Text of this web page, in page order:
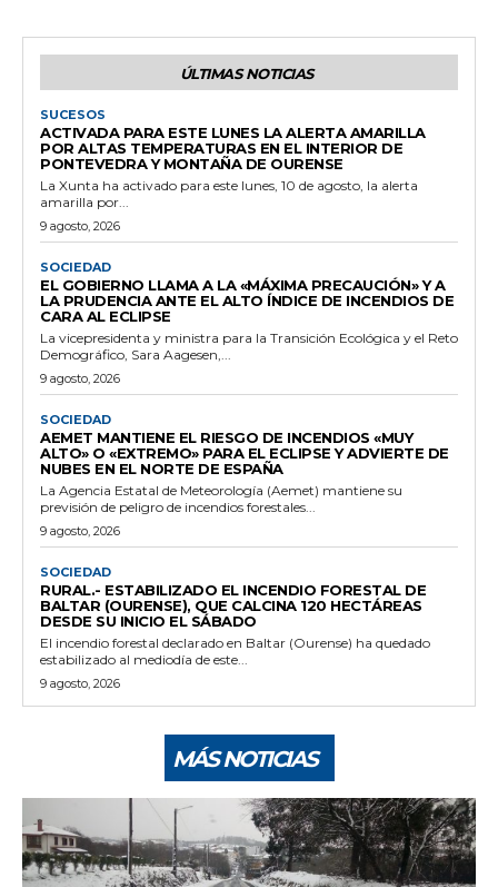
ÚLTIMAS NOTICIAS
SUCESOS
ACTIVADA PARA ESTE LUNES LA ALERTA AMARILLA
POR ALTAS TEMPERATURAS EN EL INTERIOR DE
PONTEVEDRA Y MONTAÑA DE OURENSE
La Xunta ha activado para este lunes, 10 de agosto, la alerta
amarilla por...
9 agosto, 2026
SOCIEDAD
EL GOBIERNO LLAMA A LA «MÁXIMA PRECAUCIÓN» Y A
LA PRUDENCIA ANTE EL ALTO ÍNDICE DE INCENDIOS DE
CARA AL ECLIPSE
La vicepresidenta y ministra para la Transición Ecológica y el Reto
Demográfico, Sara Aagesen,...
9 agosto, 2026
SOCIEDAD
AEMET MANTIENE EL RIESGO DE INCENDIOS «MUY
ALTO» O «EXTREMO» PARA EL ECLIPSE Y ADVIERTE DE
NUBES EN EL NORTE DE ESPAÑA
La Agencia Estatal de Meteorología (Aemet) mantiene su
previsión de peligro de incendios forestales...
9 agosto, 2026
SOCIEDAD
RURAL.- ESTABILIZADO EL INCENDIO FORESTAL DE
BALTAR (OURENSE), QUE CALCINA 120 HECTÁREAS
DESDE SU INICIO EL SÁBADO
El incendio forestal declarado en Baltar (Ourense) ha quedado
estabilizado al mediodía de este...
9 agosto, 2026
MÁS NOTICIAS